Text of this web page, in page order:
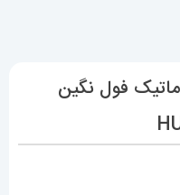
فول نگین